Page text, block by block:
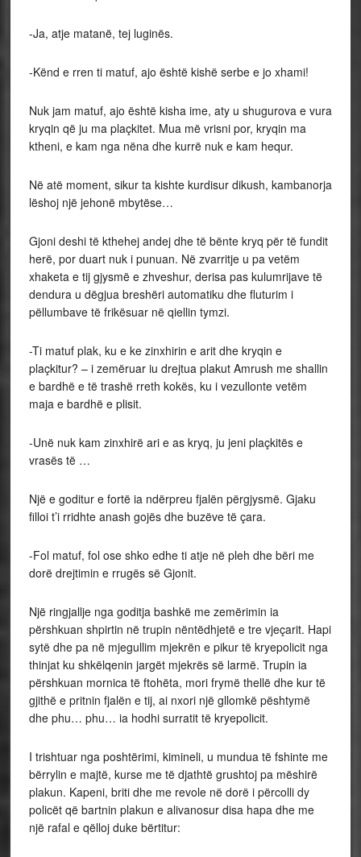
-Ja, atje matanë, tej luginës.
-Kënd e rren ti matuf, ajo është kishë serbe e jo xhami!
Nuk jam matuf, ajo është kisha ime, aty u shugurova e vura
kryqin që ju ma plaçkitet. Mua më vrisni por, kryqin ma
ktheni, e kam nga nëna dhe kurrë nuk e kam hequr.
Në atë moment, sikur ta kishte kurdisur dikush, kambanorja
lëshoj një jehonë mbytëse…
Gjoni deshi të kthehej andej dhe të bënte kryq për të fundit
herë, por duart nuk i punuan. Në zvarritje u pa vetëm
xhaketa e tij gjysmë e zhveshur, derisa pas kulumrijave të
dendura u dëgjua breshëri automatiku dhe fluturim i
pëllumbave të frikësuar në qiellin tymzi.
-Ti matuf plak, ku e ke zinxhirin e arit dhe kryqin e
plaçkitur? – i zemëruar iu drejtua plakut Amrush me shallin
e bardhë e të trashë rreth kokës, ku i vezullonte vetëm
maja e bardhë e plisit.
-Unë nuk kam zinxhirë ari e as kryq, ju jeni plaçkitës e
vrasës të …
Një e goditur e fortë ia ndërpreu fjalën përgjysmë. Gjaku
filloi t’i rridhte anash gojës dhe buzëve të çara.
-Fol matuf, fol ose shko edhe ti atje në pleh dhe bëri me
dorë drejtimin e rrugës së Gjonit.
Një ringjallje nga goditja bashkë me zemërimin ia
përshkuan shpirtin në trupin nëntëdhjetë e tre vjeçarit. Hapi
sytë dhe pa në mjegullim mjekrën e pikur të kryepolicit nga
thinjat ku shkëlqenin jargët mjekrës së larmë. Trupin ia
përshkuan mornica të ftohëta, mori frymë thellë dhe kur të
gjithë e pritnin fjalën e tij, ai nxori një gllomkë pështymë
dhe phu… phu… ia hodhi surratit të kryepolicit.
I trishtuar nga poshtërimi, kimineli, u mundua të fshinte me
bërrylin e majtë, kurse me të djathtë grushtoj pa mëshirë
plakun. Kapeni, briti dhe me revole në dorë i përcolli dy
policët që bartnin plakun e alivanosur disa hapa dhe me
një rafal e qëlloj duke bërtitur: